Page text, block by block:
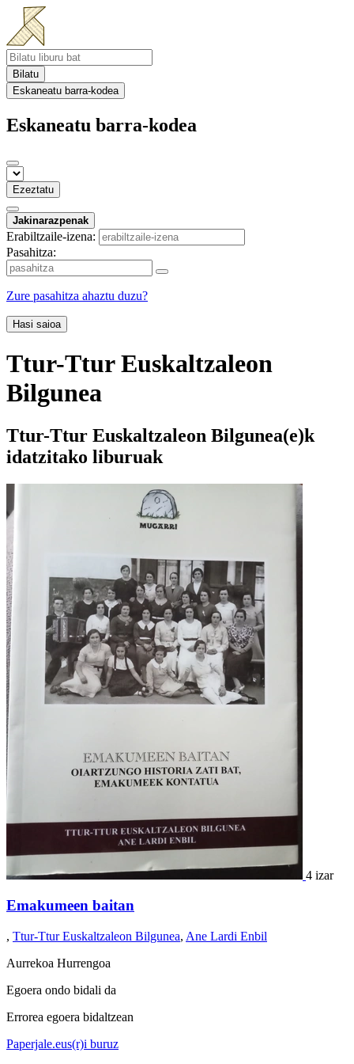
Bilatu
Eskaneatu barra-kodea
Eskaneatu barra-kodea
Ezeztatu
Jakinarazpenak
Erabiltzaile-izena:
Pasahitza:
Zure pasahitza ahaztu duzu?
Hasi saioa
Ttur-Ttur Euskaltzaleon
Bilgunea
Ttur-Ttur Euskaltzaleon Bilgunea(e)k
idatzitako liburuak
4 izar
Emakumeen baitan
, Ttur-Ttur Euskaltzaleon Bilgunea, Ane Lardi Enbil
Aurrekoa Hurrengoa
Egoera ondo bidali da
Errorea egoera bidaltzean
Paperjale.eus(r)i buruz